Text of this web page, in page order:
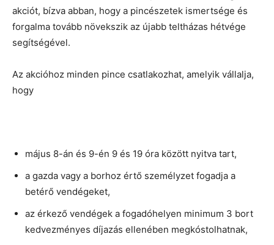
akciót, bízva abban, hogy a pincészetek ismertsége és
forgalma tovább növekszik az újabb teltházas hétvége
segítségével.
Az akcióhoz minden pince csatlakozhat, amelyik vállalja,
hogy
május 8-án és 9-én 9 és 19 óra között nyitva tart,
a gazda vagy a borhoz értő személyzet fogadja a
betérő vendégeket,
az érkező vendégek a fogadóhelyen minimum 3 bort
kedvezményes díjazás ellenében megkóstolhatnak,